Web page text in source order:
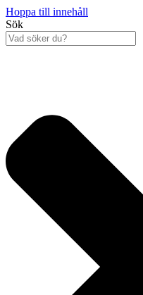
Hoppa till innehåll
Sök